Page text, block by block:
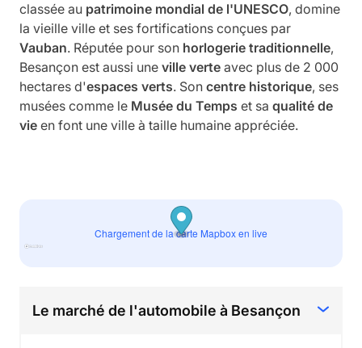
classée au patrimoine mondial de l'UNESCO, domine
la vieille ville et ses fortifications conçues par
Vauban. Réputée pour son horlogerie traditionnelle,
Besançon est aussi une ville verte avec plus de 2 000
hectares d'espaces verts. Son centre historique, ses
musées comme le Musée du Temps et sa qualité de
vie en font une ville à taille humaine appréciée.
Chargement de la carte Mapbox en live
Le marché de l'automobile à Besançon